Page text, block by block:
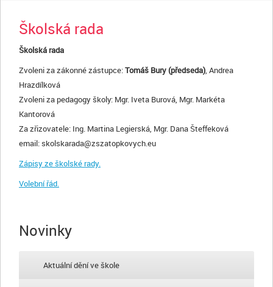
Školská rada
Školská rada
Zvoleni za zákonné zástupce:Tomáš Bury (předseda), Andrea
Hrazdílková
Zvoleni za pedagogy školy: Mgr. Iveta Burová, Mgr. Markéta
Kantorová
Za zřizovatele: Ing. Martina Legierská, Mgr. Dana Šteffeková
email: skolskarada@zszatopkovych.eu
Zápisy ze školské rady.
Volební řád.
Novinky
Aktuální dění ve škole